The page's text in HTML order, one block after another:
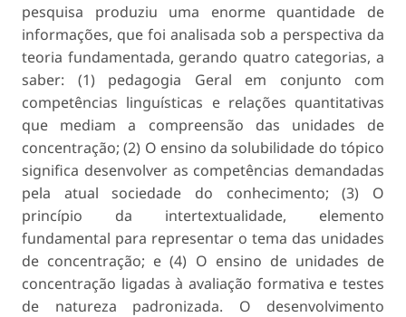
pesquisa produziu uma enorme quantidade de
informações, que foi analisada sob a perspectiva da
teoria fundamentada, gerando quatro categorias, a
saber: (1) pedagogia Geral em conjunto com
competências linguísticas e relações quantitativas
que mediam a compreensão das unidades de
concentração; (2) O ensino da solubilidade do tópico
significa desenvolver as competências demandadas
pela atual sociedade do conhecimento; (3) O
princípio da intertextualidade, elemento
fundamental para representar o tema das unidades
de concentração; e (4) O ensino de unidades de
concentração ligadas à avaliação formativa e testes
de natureza padronizada. O desenvolvimento